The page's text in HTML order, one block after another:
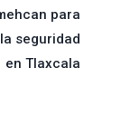
para
seguridad
en Tlaxcala